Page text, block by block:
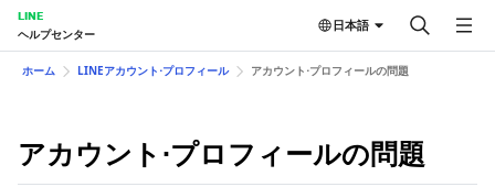
LINE
ヘルプセンター
日本語
ホーム LINEアカウント⋅プロフィール アカウント⋅プロフィールの問題
アカウント⋅プロフィールの問題